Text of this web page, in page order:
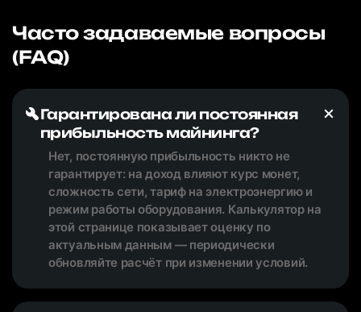
Часто задаваемые вопросы
(FAQ)
Гарантирована ли постоянная
прибыльность майнинга?
Нет, постоянную прибыльность никто не
гарантирует: на доход влияют курс монет,
сложность сети, тариф на электроэнергию и
режим работы оборудования. Калькулятор на
этой странице показывает оценку по
актуальным данным — периодически
обновляйте расчёт при изменении условий.